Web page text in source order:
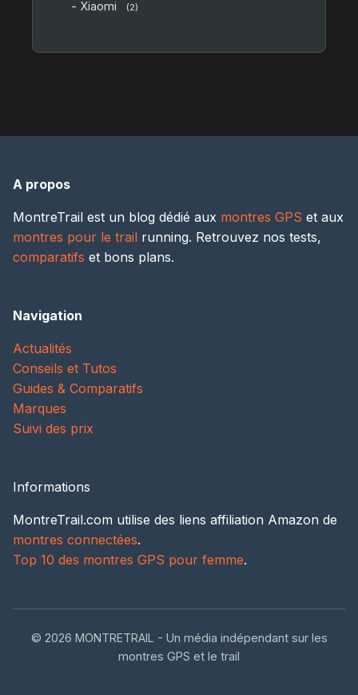
- Xiaomi (2)
A propos
MontreTrail est un blog dédié aux montres GPS et aux
montres pour le trail running. Retrouvez nos tests,
comparatifs et bons plans.
Navigation
Actualités
Conseils et Tutos
Guides & Comparatifs
Marques
Suivi des prix
Informations
MontreTrail.com utilise des liens affiliation Amazon de
montres connectées.
Top 10 des montres GPS pour femme.
© 2026 MONTRETRAIL - Un média indépendant sur les
montres GPS et le trail